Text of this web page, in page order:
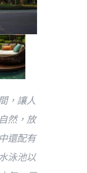
，讓人
然，放
還配有
泳池以